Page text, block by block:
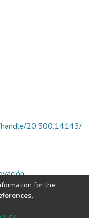
handle/20.500.14143/
for the